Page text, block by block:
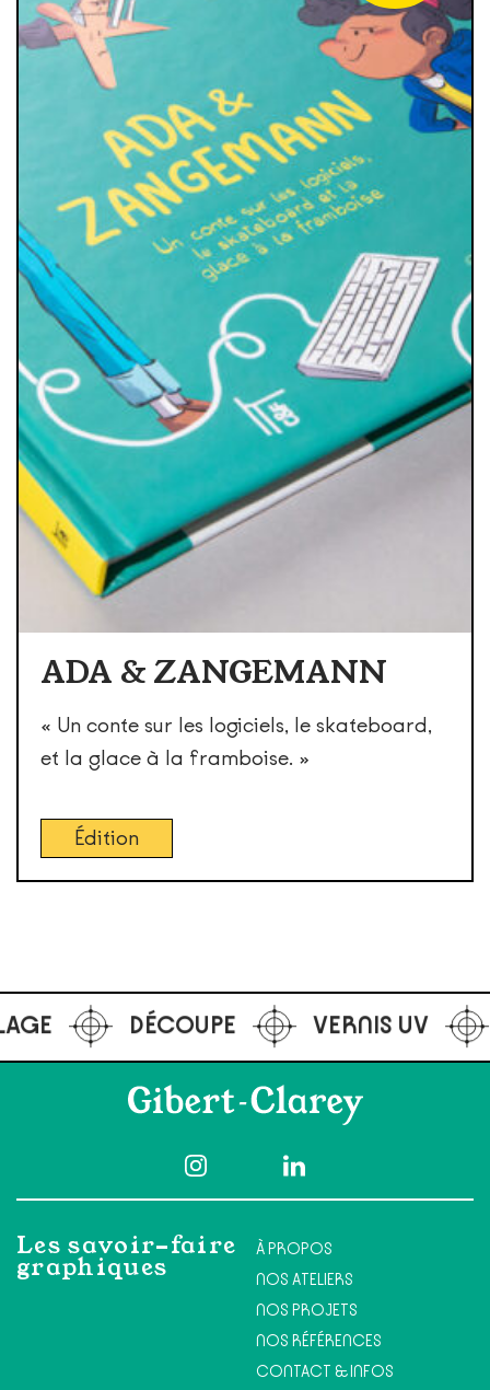
ADA & ZANGEMANN
« Un conte sur les logiciels, le skateboard,
et la glace à la framboise. »
Édition
DÉCOUPE VERNIS UV
Les savoir-faire
graphiques
À PROPOS
NOS ATELIERS
NOS PROJETS
NOS RÉFÉRENCES
CONTACT & INFOS